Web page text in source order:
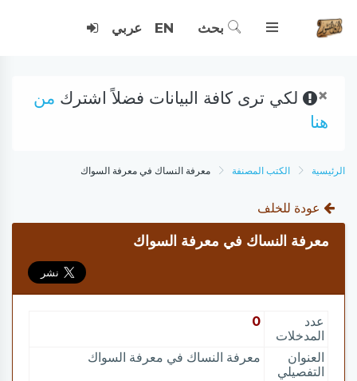
بحث EN عربي
× لكي ترى كافة البيانات فضلاً اشترك من
هنا
الرئيسية الكتب المصنفة معرفة النساك في معرفة السواك
عودة للخلف
معرفة النساك في معرفة السواك
عدد
المدخلات
0
العنوان
التفصيلي
معرفة النساك في معرفة السواك